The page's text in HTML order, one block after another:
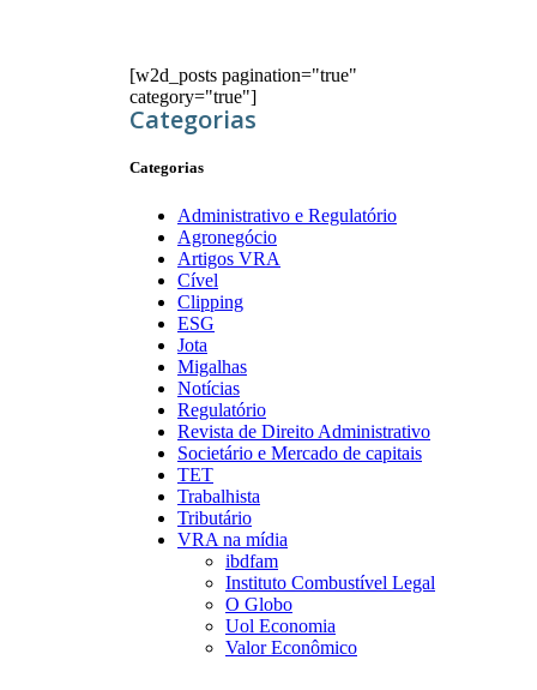
[w2d_posts pagination="true"
category="true"]
Categorias
Categorias
Administrativo e Regulatório
Agronegócio
Artigos VRA
Cível
Clipping
ESG
Jota
Migalhas
Notícias
Regulatório
Revista de Direito Administrativo
Societário e Mercado de capitais
TET
Trabalhista
Tributário
VRA na mídia
ibdfam
Instituto Combustível Legal
O Globo
Uol Economia
Valor Econômico